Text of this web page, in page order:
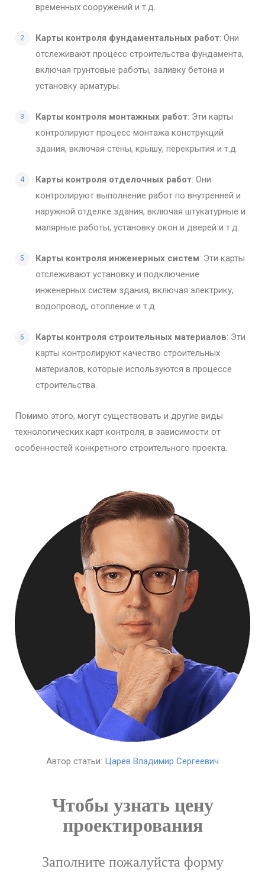
временных сооружений и т.д.
Карты контроля фундаментальных работ: Они
отслеживают процесс строительства фундамента,
включая грунтовые работы, заливку бетона и
установку арматуры.
Карты контроля монтажных работ: Эти карты
контролируют процесс монтажа конструкций
здания, включая стены, крышу, перекрытия и т.д.
Карты контроля отделочных работ: Они
контролируют выполнение работ по внутренней и
наружной отделке здания, включая штукатурные и
малярные работы, установку окон и дверей и т.д.
Карты контроля инженерных систем: Эти карты
отслеживают установку и подключение
инженерных систем здания, включая электрику,
водопровод, отопление и т.д.
Карты контроля строительных материалов: Эти
карты контролируют качество строительных
материалов, которые используются в процессе
строительства.
Помимо этого, могут существовать и другие виды
технологических карт контроля, в зависимости от
особенностей конкретного строительного проекта.
Автор статьи: Царёв Владимир Сергеевич
Чтобы узнать цену
проектирования
Заполните пожалуйста форму